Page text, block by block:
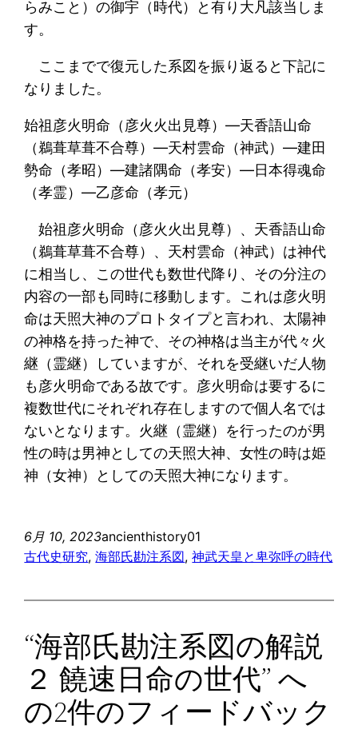
らみこと）の御宇（時代）と有り大凡該当しま
す。
ここまでで復元した系図を振り返ると下記に
なりました。
始祖彦火明命（彦火火出見尊）―天香語山命
（鵜葺草葺不合尊）―天村雲命（神武）―建田
勢命（孝昭）―建諸隅命（孝安）―日本得魂命
（孝霊）―乙彦命（孝元）
始祖彦火明命（彦火火出見尊）、天香語山命
（鵜葺草葺不合尊）、天村雲命（神武）は神代
に相当し、この世代も数世代降り、その分注の
内容の一部も同時に移動します。これは彦火明
命は天照大神のプロトタイプと言われ、太陽神
の神格を持った神で、その神格は当主が代々火
継（霊継）していますが、それを受継いだ人物
も彦火明命である故です。彦火明命は要するに
複数世代にそれぞれ存在しますので個人名では
ないとなります。火継（霊継）を行ったのが男
性の時は男神としての天照大神、女性の時は姫
神（女神）としての天照大神になります。
6月 10, 2023ancienthistory01
古代史研究, 海部氏勘注系図, 神武天皇と卑弥呼の時代
“海部氏勘注系図の解説
２ 饒速日命の世代” へ
の2件のフィードバック